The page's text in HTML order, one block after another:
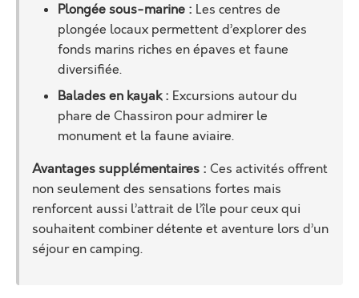
Plongée sous-marine : Les centres de
plongée locaux permettent d’explorer des
fonds marins riches en épaves et faune
diversifiée.
Balades en kayak : Excursions autour du
phare de Chassiron pour admirer le
monument et la faune aviaire.
Avantages supplémentaires : Ces activités offrent
non seulement des sensations fortes mais
renforcent aussi l’attrait de l’île pour ceux qui
souhaitent combiner détente et aventure lors d’un
séjour en camping.